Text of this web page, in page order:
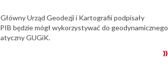
Urząd Geodezji i Kartografii podpisały
będzie mógł wykorzystywać do geodynamicznego
GUGiK.